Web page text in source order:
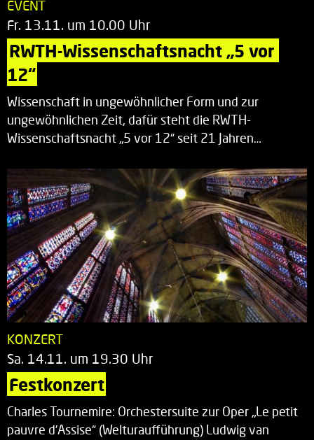
EVENT
Fr. 13.11. um 10.00 Uhr
RWTH-Wissenschaftsnacht „5 vor
12“
Wissenschaft in ungewöhnlicher Form und zur
ungewöhnlichen Zeit, dafür steht die RWTH-
Wissenschaftsnacht „5 vor 12“ seit 21 Jahren…
KONZERT
Sa. 14.11. um 19.30 Uhr
Festkonzert
Charles Tournemire: Orchestersuite zur Oper „Le petit
pauvre d’Assise“ (Welturaufführung) Ludwig van